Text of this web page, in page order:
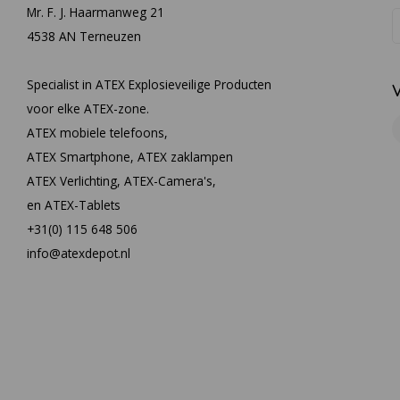
Mr. F. J. Haarmanweg 21
4538 AN Terneuzen
Specialist in ATEX Explosieveilige Producten
voor elke ATEX-zone.
ATEX mobiele telefoons,
ATEX Smartphone, ATEX zaklampen
ATEX Verlichting, ATEX-Camera's,
en ATEX-Tablets
+31(0) 115 648 506
info@atexdepot.nl